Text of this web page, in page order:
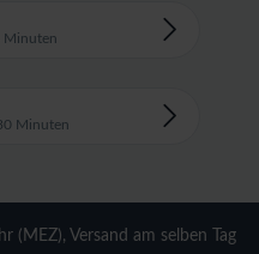
Minuten
Minuten
(MEZ), Versand am selben Tag